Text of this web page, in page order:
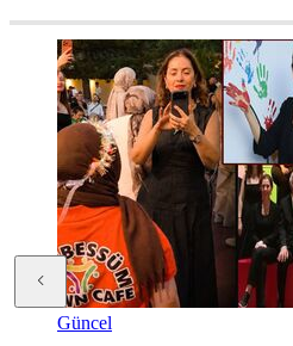
Güncel